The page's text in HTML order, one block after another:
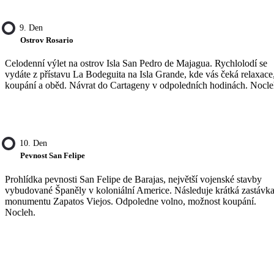
9. Den
Ostrov Rosario
Celodenní výlet na ostrov Isla San Pedro de Majagua. Rychlolodí se
vydáte z přístavu La Bodeguita na Isla Grande, kde vás čeká
koupání a oběd. Návrat do Cartageny v odpoledních hodinách.
10. Den
Pevnost San Felipe
Prohlídka pevnosti San Felipe de Barajas, největší vojenské stavby
vybudované Španěly v koloniální Americe. Následuje krátká
monumentu Zapatos Viejos. Odpoledne volno, možnost koupání.
Nocleh.